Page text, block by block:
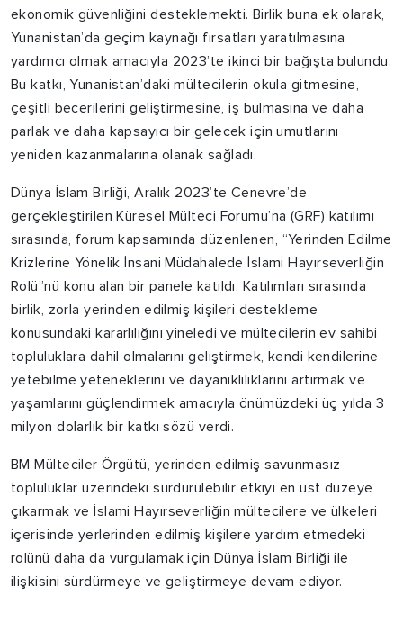
ekonomik güvenliğini desteklemekti. Birlik buna ek olarak,
Yunanistan’da geçim kaynağı fırsatları yaratılmasına
yardımcı olmak amacıyla 2023’te ikinci bir bağışta bulundu.
Bu katkı, Yunanistan’daki mültecilerin okula gitmesine,
çeşitli becerilerini geliştirmesine, iş bulmasına ve daha
parlak ve daha kapsayıcı bir gelecek için umutlarını
yeniden kazanmalarına olanak sağladı.
Dünya İslam Birliği, Aralık 2023’te Cenevre’de
gerçekleştirilen Küresel Mülteci Forumu’na (GRF) katılımı
sırasında, forum kapsamında düzenlenen, “Yerinden Edilme
Krizlerine Yönelik İnsani Müdahalede İslami Hayırseverliğin
Rolü”nü konu alan bir panele katıldı. Katılımları sırasında
birlik, zorla yerinden edilmiş kişileri destekleme
konusundaki kararlılığını yineledi ve mültecilerin ev sahibi
topluluklara dahil olmalarını geliştirmek, kendi kendilerine
yetebilme yeteneklerini ve dayanıklılıklarını artırmak ve
yaşamlarını güçlendirmek amacıyla önümüzdeki üç yılda 3
milyon dolarlık bir katkı sözü verdi.
BM Mülteciler Örgütü, yerinden edilmiş savunmasız
topluluklar üzerindeki sürdürülebilir etkiyi en üst düzeye
çıkarmak ve İslami Hayırseverliğin mültecilere ve ülkeleri
içerisinde yerlerinden edilmiş kişilere yardım etmedeki
rolünü daha da vurgulamak için Dünya İslam Birliği ile
ilişkisini sürdürmeye ve geliştirmeye devam ediyor.